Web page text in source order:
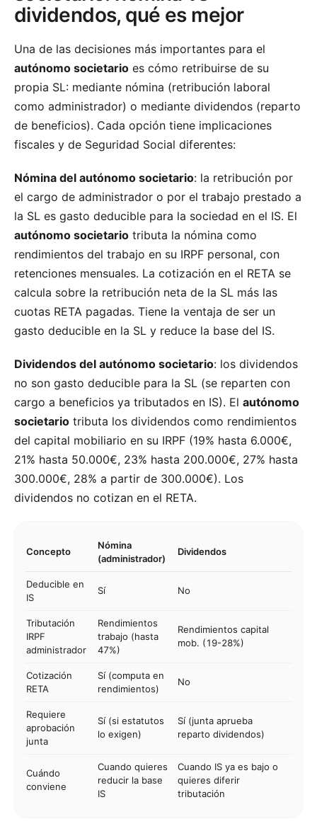
dividendos, qué es mejor
Una de las decisiones más importantes para el
autónomo societario es cómo retribuirse de su
propia SL: mediante nómina (retribución laboral
como administrador) o mediante dividendos (reparto
de beneficios). Cada opción tiene implicaciones
fiscales y de Seguridad Social diferentes:
Nómina del autónomo societario: la retribución por
el cargo de administrador o por el trabajo prestado a
la SL es gasto deducible para la sociedad en el IS. El
autónomo societario tributa la nómina como
rendimientos del trabajo en su IRPF personal, con
retenciones mensuales. La cotización en el RETA se
calcula sobre la retribución neta de la SL más las
cuotas RETA pagadas. Tiene la ventaja de ser un
gasto deducible en la SL y reduce la base del IS.
Dividendos del autónomo societario: los dividendos
no son gasto deducible para la SL (se reparten con
cargo a beneficios ya tributados en IS). El autónomo
societario tributa los dividendos como rendimientos
del capital mobiliario en su IRPF (19% hasta 6.000€,
21% hasta 50.000€, 23% hasta 200.000€, 27% hasta
300.000€, 28% a partir de 300.000€). Los
dividendos no cotizan en el RETA.
Concepto
Nómina
(administrador)
Dividendos
Deducible en
IS
Sí No
Tributación
IRPF
administrador
Rendimientos
trabajo (hasta
47%)
Rendimientos capital
mob. (19-28%)
Cotización
RETA
Sí (computa en
rendimientos)
No
Requiere
aprobación
junta
Sí (si estatutos
lo exigen)
Sí (junta aprueba
reparto dividendos)
Cuándo
conviene
Cuando quieres
reducir la base
IS
Cuando IS ya es bajo o
quieres diferir
tributación